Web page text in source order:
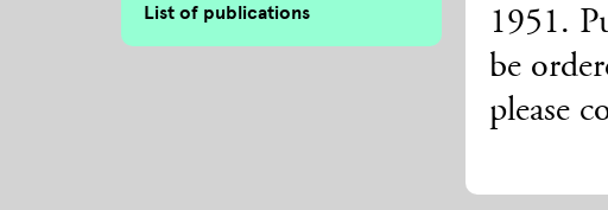
List of publications
1951.
be
please